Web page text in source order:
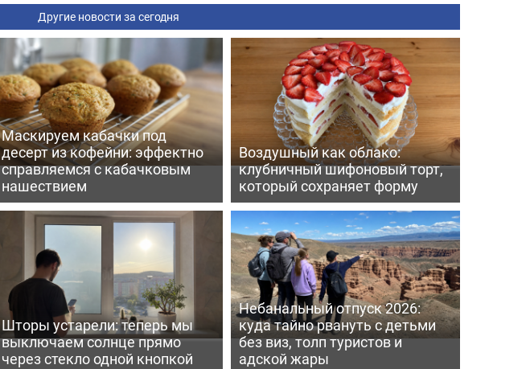
Другие новости за сегодня
Маскируем кабачки под
десерт из кофейни: эффектно
справляемся с кабачковым
нашествием
Воздушный как облако:
клубничный шифоновый торт,
который сохраняет форму
Шторы устарели: теперь мы
выключаем солнце прямо
через стекло одной кнопкой
Небанальный отпуск 2026:
куда тайно рвануть с детьми
без виз, толп туристов и
адской жары